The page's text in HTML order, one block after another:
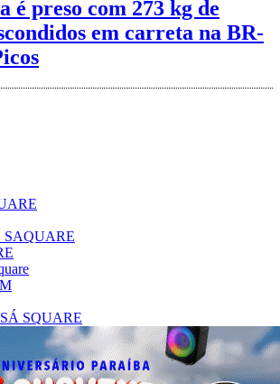
é preso com 273 kg de
em carreta na BR-